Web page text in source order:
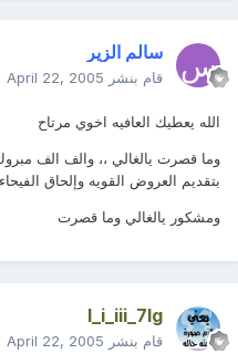
سالم الزير
قام بنشر April 22, 2005
الله يعطيك العافيه اخوي مرتاح
وما قصرت يالغالي ،، والف الف مبروك
بتقديم العروض القويه وإلحاق الفيحاء
ومشكور يالغالي وما قصرت
l_i_iii_7lg
قام بنشر April 22, 2005